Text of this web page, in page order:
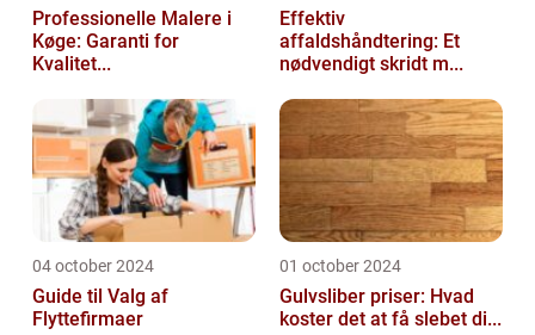
Professionelle Malere i
Køge: Garanti for
Kvalitet...
Effektiv
affaldshåndtering: Et
nødvendigt skridt m...
04 october 2024
Guide til Valg af
Flyttefirmaer
01 october 2024
Gulvsliber priser: Hvad
koster det at få slebet di...